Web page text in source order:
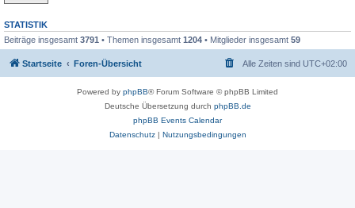
STATISTIK
Beiträge insgesamt 3791 • Themen insgesamt 1204 • Mitglieder insgesamt 59
Startseite Foren-Übersicht Alle Zeiten sind UTC+02:00
Powered by phpBB® Forum Software © phpBB Limited
Deutsche Übersetzung durch phpBB.de
phpBB Events Calendar
Datenschutz| Nutzungsbedingungen